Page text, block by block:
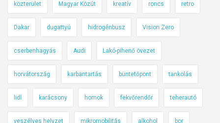
közterület Magyar Közút kreatív roncs retro
Dakar dugattyú hidrogénbusz Vision Zero
cserbenhagyás Audi Lakó-pihenő övezet
horvátország karbantartás büntetőpont tankolás
lidl karácsony homok fekvőrendőr teherautó
veszélyes helyzet mikromobilitás alkohol bor